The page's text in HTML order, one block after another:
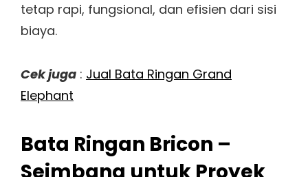
tetap rapi, fungsional, dan efisien dari sisi
biaya.
Cek juga : Jual Bata Ringan Grand
Elephant
Bata Ringan Bricon –